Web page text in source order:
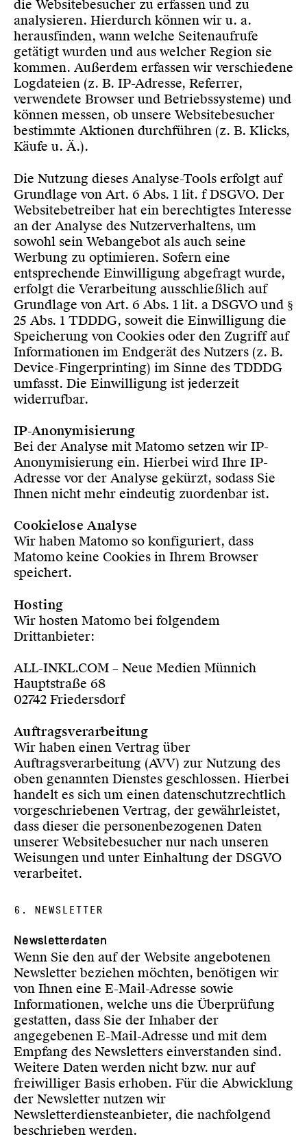
die Websitebesucher zu erfassen und zu
analysieren. Hierdurch können wir u. a.
herausfinden, wann welche Seitenaufrufe
getätigt wurden und aus welcher Region sie
kommen. Außerdem erfassen wir verschiedene
Logdateien (z. B. IP-Adresse, Referrer,
verwendete Browser und Betriebssysteme) und
können messen, ob unsere Websitebesucher
bestimmte Aktionen durchführen (z. B. Klicks,
Käufe u. Ä.).
Die Nutzung dieses Analyse-Tools erfolgt auf
Grundlage von Art. 6 Abs. 1 lit. f DSGVO. Der
Websitebetreiber hat ein berechtigtes Interesse
an der Analyse des Nutzerverhaltens, um
sowohl sein Webangebot als auch seine
Werbung zu optimieren. Sofern eine
entsprechende Einwilligung abgefragt wurde,
erfolgt die Verarbeitung ausschließlich auf
Grundlage von Art. 6 Abs. 1 lit. a DSGVO und §
25 Abs. 1 TDDDG, soweit die Einwilligung die
Speicherung von Cookies oder den Zugriff auf
Informationen im Endgerät des Nutzers (z. B.
Device-Fingerprinting) im Sinne des TDDDG
umfasst. Die Einwilligung ist jederzeit
widerrufbar.
IP-Anonymisierung
Bei der Analyse mit Matomo setzen wir IP-
Anonymisierung ein. Hierbei wird Ihre IP-
Adresse vor der Analyse gekürzt, sodass Sie
Ihnen nicht mehr eindeutig zuordenbar ist.
Cookielose Analyse
Wir haben Matomo so konfiguriert, dass
Matomo keine Cookies in Ihrem Browser
speichert.
Hosting
Wir hosten Matomo bei folgendem
Drittanbieter:
ALL-INKL.COM – Neue Medien Münnich
Hauptstraße 68
02742 Friedersdorf
Auftragsverarbeitung
Wir haben einen Vertrag über
Auftragsverarbeitung (AVV) zur Nutzung des
oben genannten Dienstes geschlossen. Hierbei
handelt es sich um einen datenschutzrechtlich
vorgeschriebenen Vertrag, der gewährleistet,
dass dieser die personenbezogenen Daten
unserer Websitebesucher nur nach unseren
Weisungen und unter Einhaltung der DSGVO
verarbeitet.
6. NEWSLETTER
Newsletter­daten
Wenn Sie den auf der Website angebotenen
Newsletter beziehen möchten, benötigen wir
von Ihnen eine E-Mail-Adresse sowie
Informationen, welche uns die Überprüfung
gestatten, dass Sie der Inhaber der
angegebenen E-Mail-Adresse und mit dem
Empfang des Newsletters einverstanden sind.
Weitere Daten werden nicht bzw. nur auf
freiwilliger Basis erhoben. Für die Abwicklung
der Newsletter nutzen wir
Newsletterdiensteanbieter, die nachfolgend
beschrieben werden.